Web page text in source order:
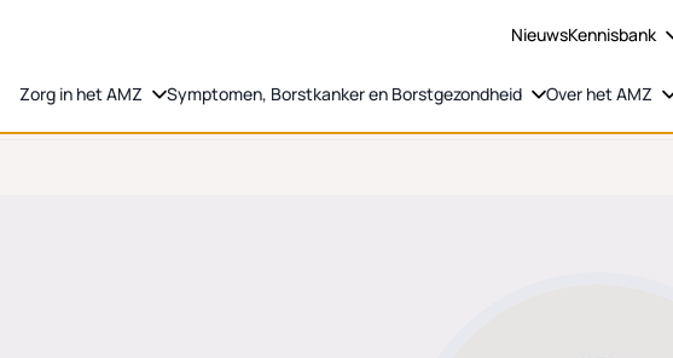
NieuwsKennisbank
Zorg in het AMZ Symptomen, Borstkanker en Borstgezondheid Over het AMZ